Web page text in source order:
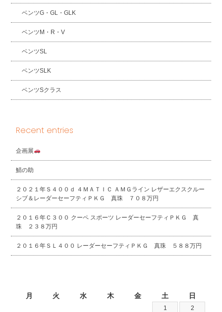
ベンツG・GL・GLK
ベンツM・R・V
ベンツSL
ベンツSLK
ベンツSクラス
Recent entries
企画展
鯖の助
２０２１年Ｓ４００ｄ ４ＭＡＴＩＣ ＡＭＧライン レザーエクスクルー
シブ＆レーダーセーフティＰＫＧ 真珠 ７０８万円
２０１６年Ｃ３００ クーペ スポーツ レーダーセーフティＰＫＧ 真
珠 ２３８万円
２０１６年ＳＬ４００ レーダーセーフティＰＫＧ 真珠 ５８８万円
月 火 水 木 金 土 日
1 2